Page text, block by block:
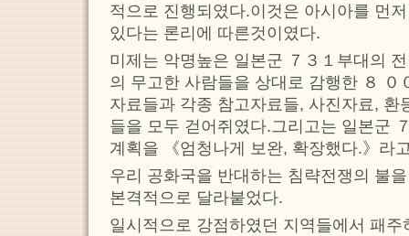
적으로 진행되였다.이것은 아시아를 먼
있다는 론리에 따른것이였다.
미제는 악명높은 일본군 ７３１부대의
의 무고한 사람들을 상대로 감행한 ８ ０
자료들과 각종 참고자료들, 사진자료, 환
들을 모두 걷어쥐였다.그리고는 일본군
계획을 《엄청나게 보완, 확장했다.》라
우리 공화국을 반대하는 침략전쟁의 불
본격적으로 달라붙었다.
일시적으로 강점하였던 지역들에서 패